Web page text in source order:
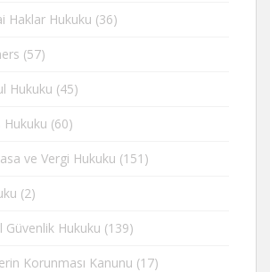
Haklar Hukuku (36)
(57)
Hukuku (45)
Hukuku (60)
ve Vergi Hukuku (151)
(2)
Güvenlik Hukuku (139)
Korunması Kanunu (17)